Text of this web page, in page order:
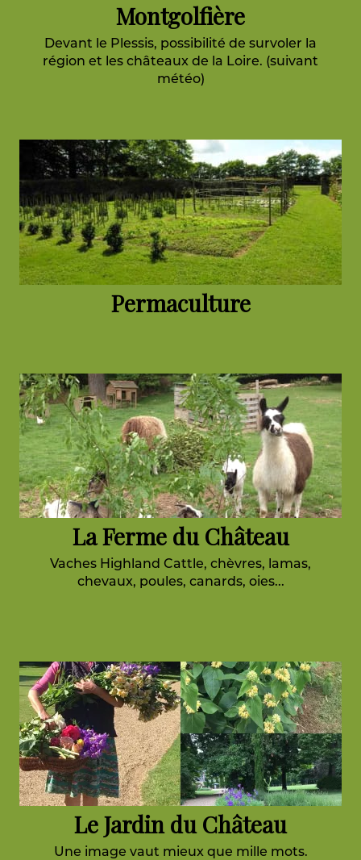
Montgolfière
Devant le Plessis, possibilité de survoler la
région et les châteaux de la Loire. (suivant
météo)
Permaculture
La Ferme du Château
Vaches Highland Cattle, chèvres, lamas,
chevaux, poules, canards, oies...
Le Jardin du Château
Une image vaut mieux que mille mots.